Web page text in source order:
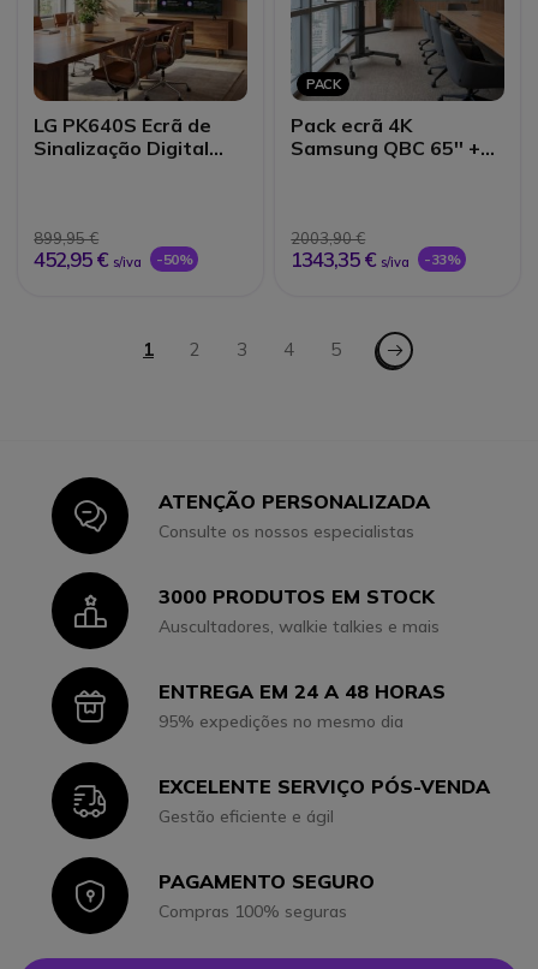
LG PK640S Ecrã de
Sinalização Digital
899,95 €
452,95 € s/iva -50%
PACK
Pack ecrã 4K
Samsung QBC 65'' +
2003,90 €
1343,35 € s/iva -33%
Página
Está de momento a ler a página
1 Página
2 Página
3 Página
4 Página
5 Página - Seguinte
IconATENÇÃO PERSONALIZADA
Consulte os nossos especialistas
Icon3000 PRODUTOS EM STOCK
Auscultadores, walkie talkies e mais
IconENTREGA EM 24 A 48 HORAS
95% expedições no mesmo dia
IconEXCELENTE SERVIÇO PÓS-VENDA
Gestão eficiente e ágil
IconPAGAMENTO SEGURO
Compras 100% seguras